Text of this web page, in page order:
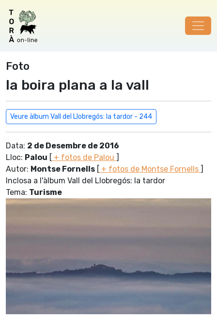
Foto
la boira plana a la vall
Veure àlbum Vall del Llobregós: la tardor - 244
Data: 2 de Desembre de 2016
Lloc: Palou [ + fotos de Palou ]
Autor: Montse Fornells [ + fotos de Montse Fornells ]
Inclosa a l'àlbum Vall del Llobregós: la tardor
Tema: Turisme